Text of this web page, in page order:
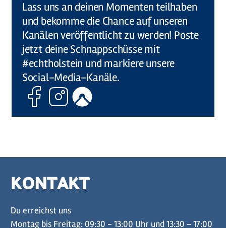
Lass uns an deinen Momenten teilhaben
und bekomme die Chance auf unseren
Kanälen veröffentlicht zu werden! Poste
jetzt deine Schnappschüsse mit
#echtholstein und markiere unsere
Social-Media-Kanäle.
FacebookInstagram
Komoot
KONTAKT
Du erreichst uns
Montag bis Freitag: 09:30 - 13:00 Uhr und 13:30 - 17:00